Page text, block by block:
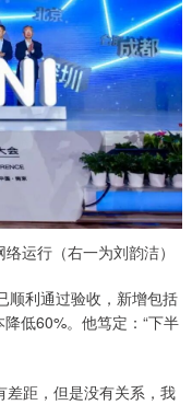
运行（右一为刘韵洁）
顺利通过验收，新增包括
低60%。他笃定：“下半
差距，但是没有关系，我